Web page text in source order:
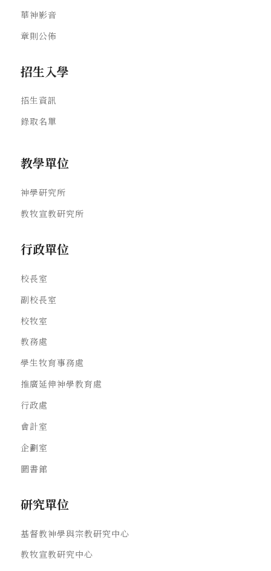
華神影音
章則公佈
招生入學
招生資訊
錄取名單
教學單位
神學研究所
教牧宣教研究所
行政單位
校長室
副校長室
校牧室
教務處
學生牧育事務處
推廣延伸神學教育處
行政處
會計室
企劃室
圖書館
研究單位
基督教神學與宗教研究中心
教牧宣教研究中心